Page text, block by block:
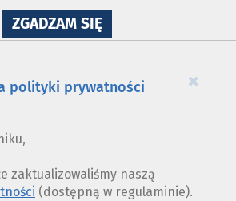
ZGADZAM SIĘNA
WYKORZYSTANIE
×
polityki prywatności
zaktualizowaliśmy naszą
(dostępną w regulaminie).